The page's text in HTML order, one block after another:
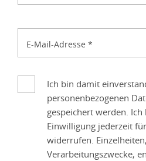
E-Mail-Adresse *
Ich bin damit
personenbezogenen
gespeichert werden.
Einwilligung jederzeit
widerrufen.
Verarbeitungszwecke,